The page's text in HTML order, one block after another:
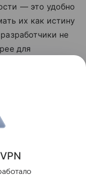
— это удобно
их как истину
не
для
Поделиться
VPN